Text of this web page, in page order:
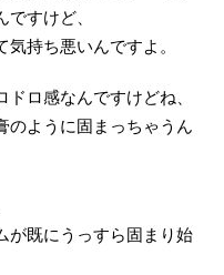
すけど、
持ち悪いんですよ。
ロ感なんですけどね、
のように固まっちゃうん
が既にうっすら固まり始